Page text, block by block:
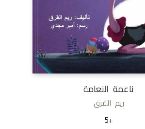
ناعمة النعامة
ريم القرق
+5